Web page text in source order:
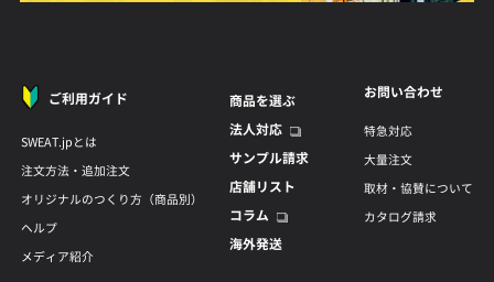
ご利用ガイド
SWEAT.jpとは
注文方法・追加注文
オリジナルのつくり方（商品別）
ヘルプ
メディア紹介
商品を選ぶ
法人対応
サンプル請求
店舗リスト
コラム
海外発送
お問い合わせ
特急対応
大量注文
取材・協賛について
カタログ請求